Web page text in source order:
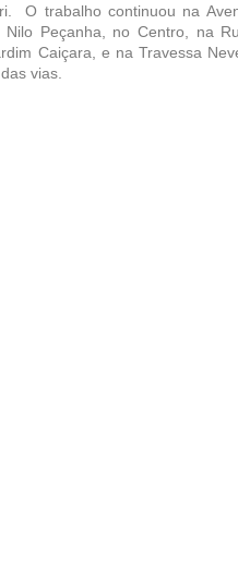
O trabalho continuou na
Peçanha, no Centro, na
Caiçara, e na Travessa
vias.